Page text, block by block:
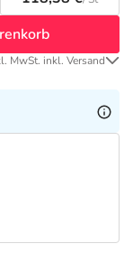
MwSt. inkl. Versand